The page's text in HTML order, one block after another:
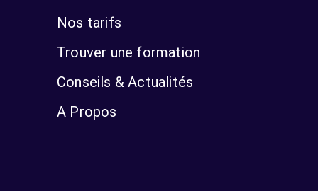
Nos tarifs
Trouver une formation
Conseils & Actualités
A Propos